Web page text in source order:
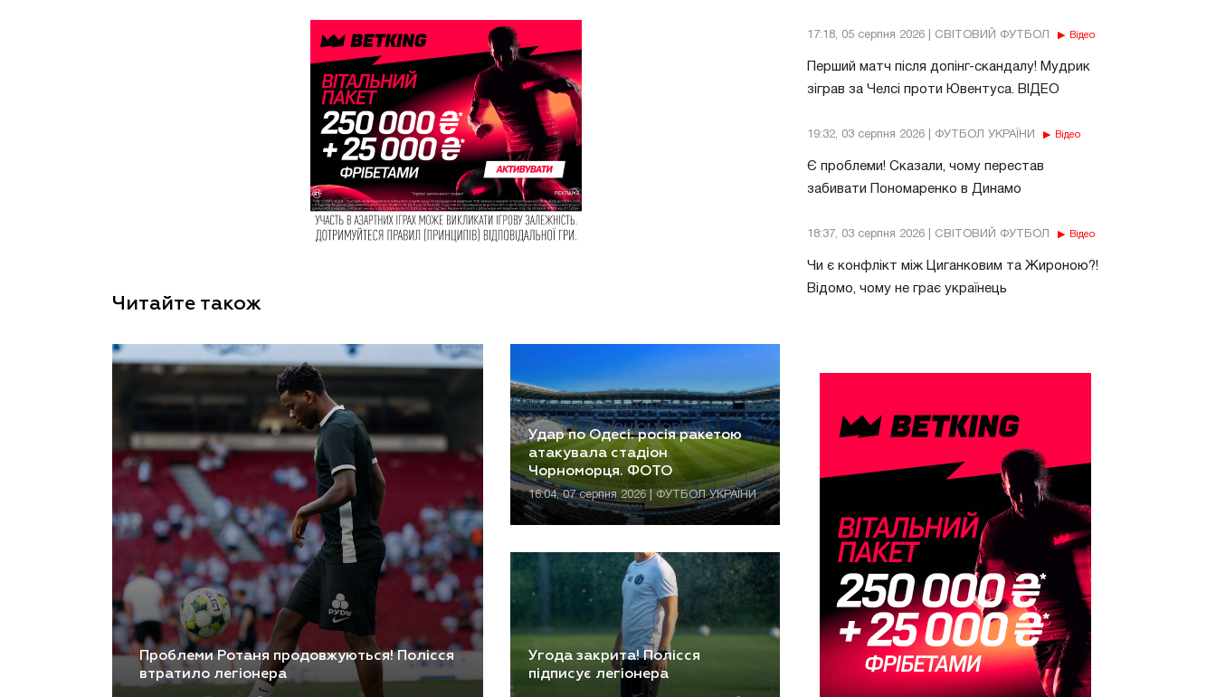
17:18, 05 серпня 2026 | СВІТОВИЙ ФУТБОЛ Відео
Перший матч після допінг-скандалу! Мудрик
зіграв за Челсі проти Ювентуса. ВІДЕО
19:32, 03 серпня 2026 | ФУТБОЛ УКРАЇНИ Відео
Є проблеми! Сказали, чому перестав
забивати Пономаренко в Динамо
18:37, 03 серпня 2026 | СВІТОВИЙ ФУТБОЛ Відео
Чи є конфлікт між Циганковим та Жироною?!
Відомо, чому не грає українець
Читайте також
Проблеми Ротаня продовжуються! Полісся
втратило легіонера
Удар по Одесі. росія ракетою
атакувала стадіон
Чорноморця. ФОТО
16:04, 07 серпня 2026 | ФУТБОЛ УКРАЇНИ
Угода закрита! Полісся
підписує легіонера